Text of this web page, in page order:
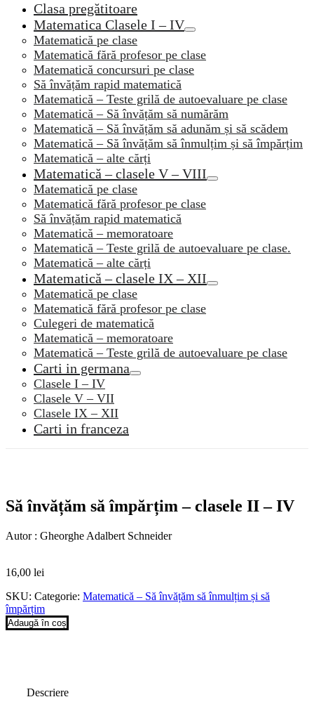
Clasa pregătitoare
Matematica Clasele I – IV
Matematică pe clase
Matematică fără profesor pe clase
Matematică concursuri pe clase
Să învățăm rapid matematică
Matematică – Teste grilă de autoevaluare pe clase
Matematică – Să învățăm să numărăm
Matematică – Să învățăm să adunăm și să scădem
Matematică – Să învățăm să înmulțim și să împărțim
Matematică – alte cărți
Matematică – clasele V – VIII
Matematică pe clase
Matematică fără profesor pe clase
Să învățăm rapid matematică
Matematică – memoratoare
Matematică – Teste grilă de autoevaluare pe clase.
Matematică – alte cărți
Matematică – clasele IX – XII
Matematică pe clase
Matematică fără profesor pe clase
Culegeri de matematică
Matematică – memoratoare
Matematică – Teste grilă de autoevaluare pe clase
Carti in germana
Clasele I – IV
Clasele V – VII
Clasele IX – XII
Carti in franceza
Să învățăm să împărțim – clasele II – IV
Autor : Gheorghe Adalbert Schneider
16,00 lei
SKU: Categorie: Matematică – Să învățăm să înmulțim și să
împărțim
Adaugă în coș
Descriere